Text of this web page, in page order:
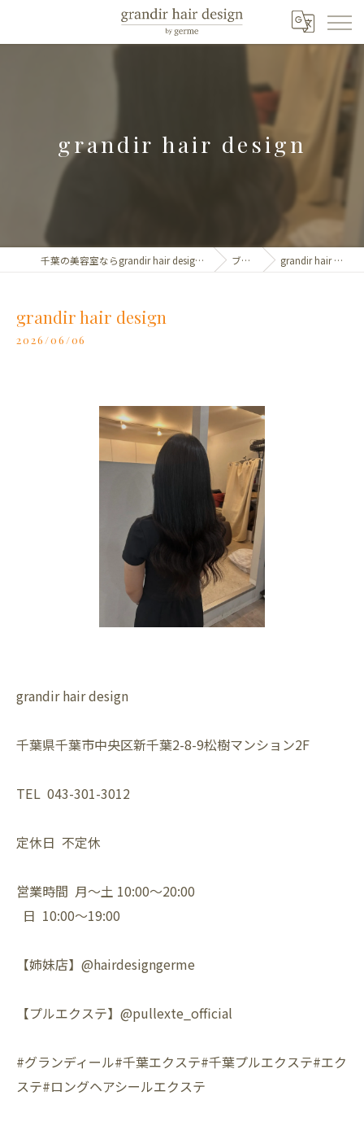
grandir hair design
千葉の美容室ならgrandir hair design by germe ブログ grandir hair design
grandir hair design
2026/06/06
grandir hair design
千葉県千葉市中央区新千葉2-8-9松樹マンション2F
TEL 043-301-3012
定休日 不定休
営業時間 月〜土 10:00〜20:00
日 10:00〜19:00
【姉妹店】@hairdesigngerme
【プルエクステ】@pullexte_official
#グランディール#千葉エクステ#千葉プルエクステ#エク
ステ#ロングヘアシールエクステ